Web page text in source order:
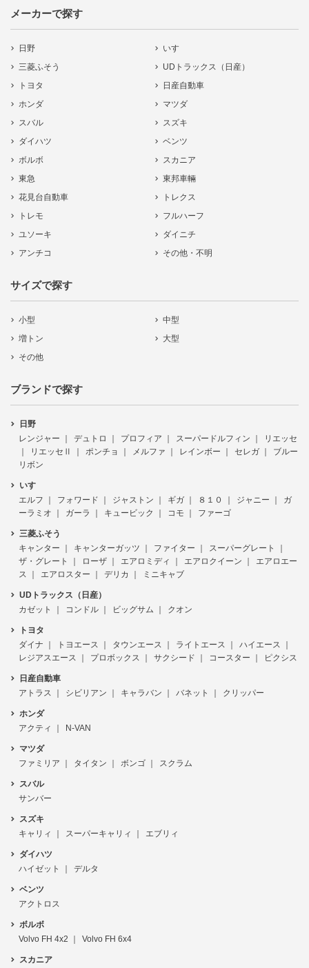
メーカーで探す
日野
いすゞ
三菱ふそう
UDトラックス（日産）
トヨタ
日産自動車
ホンダ
マツダ
スバル
スズキ
ダイハツ
ベンツ
ボルボ
スカニア
東急
東邦車輛
花見台自動車
トレクス
トレモ
フルハーフ
ユソーキ
ダイニチ
アンチコ
その他・不明
サイズで探す
小型
中型
増トン
大型
その他
ブランドで探す
日野
レンジャー
デュトロ プロフィア スーパードルフィン
リエッセ
リエッセⅡ
ポンチョ メルファ レインボー セレガ
ブルー
リボン
いすゞ
エルフ
フォワード ジャストン ギガ ８１０ ジャニー
ガ
ーラミオ
ガーラ キュービック コモ ファーゴ
三菱ふそう
キャンター
キャンターガッツ ファイター
スーパーグレート
ザ・グレート
ローザ エアロミディ エアロクイーン
エアロエー
ス
エアロスター デリカ ミニキャブ
UDトラックス（日産）
カゼット
コンドル ビッグサム クオン
トヨタ
ダイナ
トヨエース タウンエース ライトエース
ハイエース
レジアスエース
プロボックス サクシード コースター ピクシス
日産自動車
アトラス
シビリアン キャラバン バネット クリッパー
ホンダ
アクティ
N-VAN
マツダ
ファミリア
タイタン ボンゴ スクラム
スバル
サンバー
スズキ
キャリィ
スーパーキャリィ エブリィ
ダイハツ
ハイゼット
デルタ
ベンツ
アクトロス
ボルボ
Volvo FH 4x2
Volvo FH 6x4
スカニア